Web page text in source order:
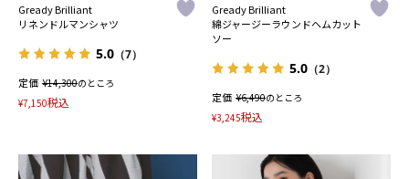
Gready Brilliant
リネンドルマンシャツ
5.0 （7）
定価 ¥14,300のところ
¥7,150税込
Gready Brilliant
綿ジャージーラウンドヘムカット
ソー
5.0 （2）
定価 ¥6,490のところ
¥3,245税込